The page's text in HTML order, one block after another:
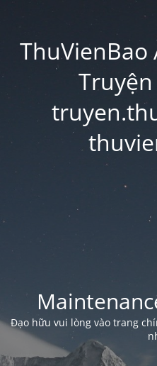
Đạo hữu vui lòng vào trang